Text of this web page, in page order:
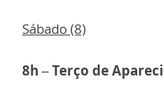
Sábado (8)
8h – Terço de